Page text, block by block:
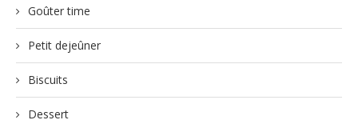
Goûter time
Petit dejeûner
Biscuits
Dessert